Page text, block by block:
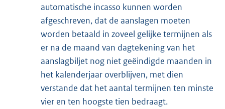
automatische incasso kunnen worden
afgeschreven, dat de aanslagen moeten
worden betaald in zoveel gelijke termijnen als
er na de maand van dagtekening van het
aanslagbiljet nog niet geëindigde maanden in
het kalenderjaar overblijven, met dien
verstande dat het aantal termijnen ten minste
vier en ten hoogste tien bedraagt.